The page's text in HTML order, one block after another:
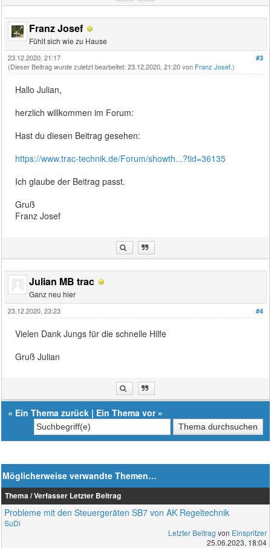
Franz Josef
Fühlt sich wie zu Hause
#3
23.12.2020, 21:17
(Dieser Beitrag wurde zuletzt bearbeitet: 23.12.2020, 21:20 von Franz Josef.)
Hallo Julian,
herzlich willkommen im Forum:
Hast du diesen Beitrag gesehen:
https://www.trac-technik.de/Forum/showth...?tid=36135
Ich glaube der Beitrag passt.
Gruß
Franz Josef
Julian MB trac
Ganz neu hier
#4
23.12.2020, 23:23
Vielen Dank Jungs für die schnelle Hilfe
Gruß Julian
« Ein Thema zurück | Ein Thema vor»
Möglicherweise verwandte Themen…
Thema / Verfasser Letzter Beitrag
Probleme mit den Steuergeräten SB7 von AK Regeltechnik
SuDi
Letzter Beitrag von Einspritzer
25.06.2023, 18:04